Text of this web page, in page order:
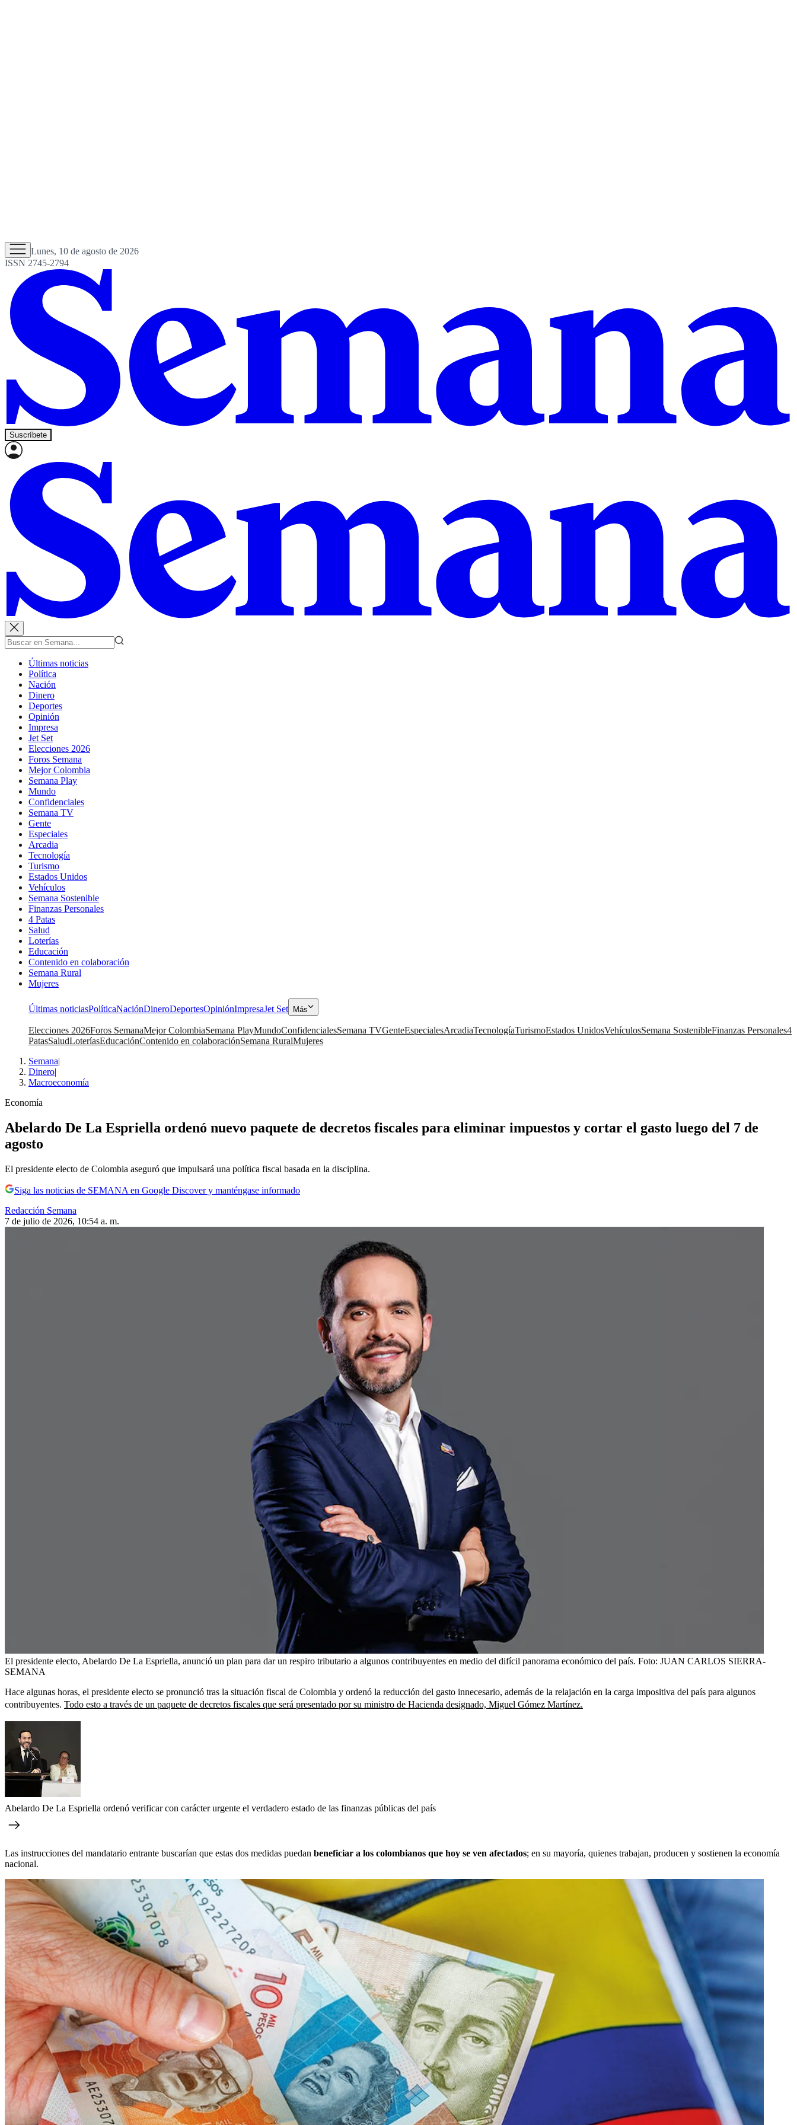
Lunes, 10 de agosto de 2026
ISSN 2745-2794
Suscríbete
Últimas noticias
Política
Nación
Dinero
Deportes
Opinión
Impresa
Jet Set
Elecciones 2026
Foros Semana
Mejor Colombia
Semana Play
Mundo
Confidenciales
Semana TV
Gente
Especiales
Arcadia
Tecnología
Turismo
Estados Unidos
Vehículos
Semana Sostenible
Finanzas Personales
4 Patas
Salud
Loterías
Educación
Contenido en colaboración
Semana Rural
Mujeres
Últimas noticiasPolíticaNaciónDineroDeportesOpiniónImpresaJet Set Más
Elecciones 2026Foros SemanaMejor ColombiaSemana PlayMundoConfidencialesSemana TVGenteEspecialesArcadiaTecnologíaTurismoEstados UnidosVehículosSemana SostenibleFinanzas Personales4
PatasSaludLoteríasEducaciónContenido en colaboraciónSemana RuralMujeres
Semana|
Dinero|
Macroeconomía
Economía
Abelardo De La Espriella ordenó nuevo paquete de decretos fiscales para eliminar impuestos y cortar el gasto luego del 7 de
agosto
El presidente electo de Colombia aseguró que impulsará una política fiscal basada en la disciplina.
Siga las noticias de SEMANA en Google Discover y manténgase informado
Redacción Semana
7 de julio de 2026, 10:54 a. m.
El presidente electo, Abelardo De La Espriella, anunció un plan para dar un respiro tributario a algunos contribuyentes en medio del difícil panorama económico del país. Foto: JUAN CARLOS SIERRA-
SEMANA
Hace algunas horas, el presidente electo se pronunció tras la situación fiscal de Colombia y ordenó la reducción del gasto innecesario, además de la relajación en la carga impositiva del país para algunos
contribuyentes. Todo esto a través de un paquete de decretos fiscales que será presentado por su ministro de Hacienda designado, Miguel Gómez Martínez.
Abelardo De La Espriella ordenó verificar con carácter urgente el verdadero estado de las finanzas públicas del país
Las instrucciones del mandatario entrante buscarían que estas dos medidas puedan beneficiar a los colombianos que hoy se ven afectados; en su mayoría, quienes trabajan, producen y sostienen la economía
nacional.